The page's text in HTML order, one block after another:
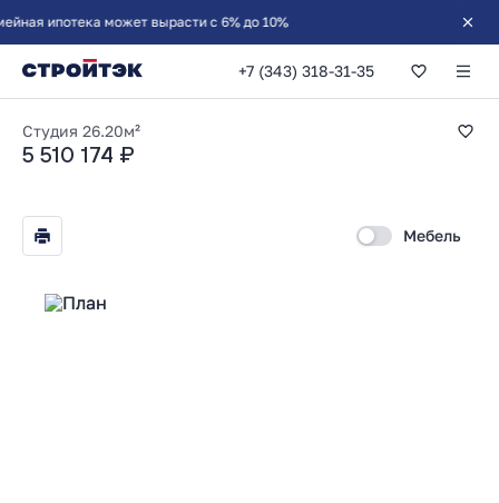
+7 (343) 318-31-35
Студия 26.20м²
Студия 26.20м²
5 510 174 ₽
Мебель